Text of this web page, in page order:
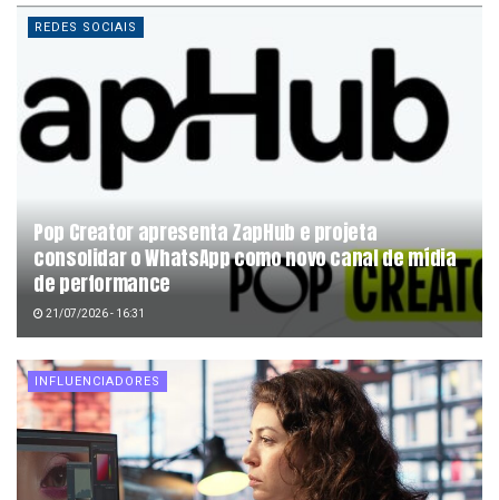
REDES SOCIAIS
Pop Creator apresenta ZapHub e projeta
consolidar o WhatsApp como novo canal de mídia
de performance
21/07/2026 - 16:31
INFLUENCIADORES